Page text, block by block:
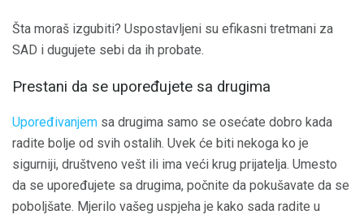
Šta moraš izgubiti? Uspostavljeni su efikasni tretmani za
SAD i dugujete sebi da ih probate.
Prestani da se upoređujete sa drugima
Upoređivanjem sa drugima samo se osećate dobro kada
radite bolje od svih ostalih. Uvek će biti nekoga ko je
sigurniji, društveno vešt ili ima veći krug prijatelja. Umesto
da se upoređujete sa drugima, počnite da pokušavate da se
poboljšate. Mjerilo vašeg uspjeha je kako sada radite u